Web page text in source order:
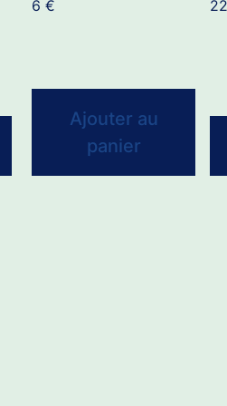
6 €
Ajouter au
panier